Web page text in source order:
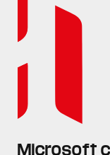
Microsoft